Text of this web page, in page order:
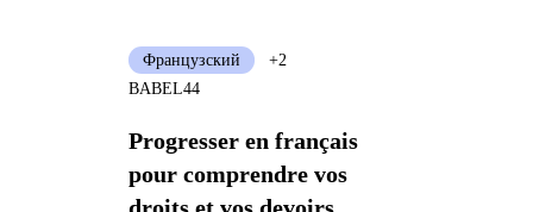
Progresser en français
pour comprendre vos
Французский
+2
BABEL44